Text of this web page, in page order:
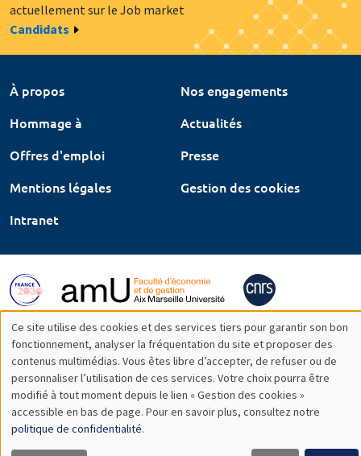
actuellement sur le Job market
Candidats
À propos
Nos engagements
Hommage à
Actualités
Offres d'emploi
Presse
Mentions légales
Gestion des cookies
Intranet
Utilisation
des
données
personnelles
Ce site utilise des cookies et des services tiers pour garantir son bon
fonctionnement, analyser la fréquentation du site et proposer des
contenus multimédias. Vous êtes libre d’accepter, de refuser ou de
personnaliser l’utilisation de ces services. Votre choix pourra être
modifié à tout moment depuis le lien « Gestion des cookies »
accessible en bas de page. Pour en savoir plus, consultez notre
politique de confidentialité.